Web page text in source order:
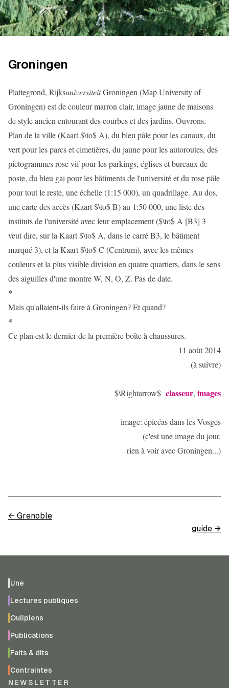
Groningen
Plattegrond, RijksuniversiteitGroningen (Map University of
Groningen) est de couleur marron clair, image jaune de maisons
de style ancien entourant des courbes et des jardins. Ouvrons.
Plan de la ville (Kaart $\to$ A), du bleu pâle pour les canaux, du
vert pour les parcs et cimetières, du jaune pour les autoroutes, des
pictogrammes rose vif pour les parkings, églises et bureaux de
poste, du bleu gai pour les bâtiments de l'université et du rose pâle
pour tout le reste, une échelle (1:15 000), un quadrillage. Au dos,
une carte des accès (Kaart $\to$ B) au 1:50 000, une liste des
instituts de l'université avec leur emplacement ($\to$ A [B3] 3
veut dire, sur la Kaart $\to$ A, dans le carré B3, le bâtiment
marqué 3), et la Kaart $\to$ C (Centrum), avec les mêmes
couleurs et la plus visible division en quatre quartiers, dans le sens
des aiguilles d'une montre W, N, O, Z. Pas de date.
*
Mais qu'allaient-ils faire à Groningen? Et quand?
*
Ce plan est le dernier de la première boîte à chaussures.
11 août 2014
(à suivre)
$\Rightarrow$ classeur, images
image: épicéas dans les Vosges
(c'est une image du jour,
rien à voir avec Groningen...)
← Grenoble
guide →
Une
Lectures publiques
Oulipiens
Publications
Faits & dits
Contraintes
NEWSLETTER